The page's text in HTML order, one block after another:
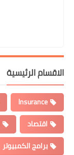
الاقسام الرئيسية
Insurance
اقتصاد
برامج الكمبيوتر